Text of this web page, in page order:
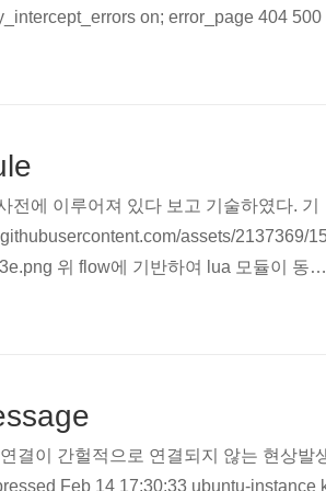
on; error_page 404
에 이루어져 있다 보고 기술하였다. 기
assets/2137369/
위 flow에 기반하여 lua 모듈이 동작
호출을 하면된다. (주로 사용해본 모듈
결이 간헐적으로 연결되지 않는 현상발
Feb 14 17:30:33 ubuntu-instance